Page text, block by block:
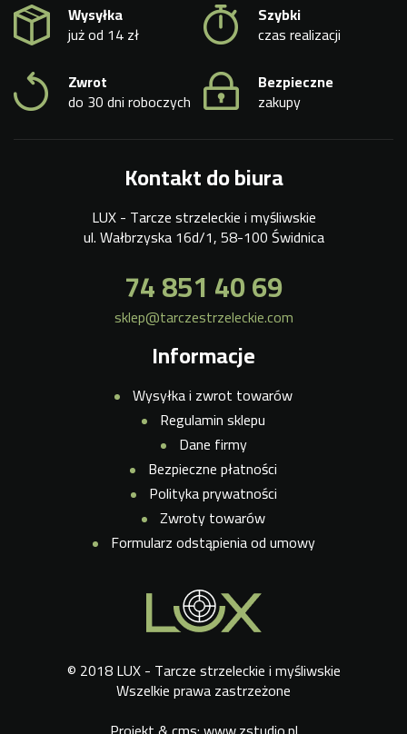
Wysyłka
już od 14 zł
Szybki
czas realizacji
Zwrot
do 30 dni roboczych
Bezpieczne
zakupy
Kontakt do biura
LUX - Tarcze strzeleckie i myśliwskie
ul. Wałbrzyska 16d/1, 58-100 Świdnica
74 851 40 69
sklep@tarczestrzeleckie.com
Informacje
Wysyłka i zwrot towarów
Regulamin sklepu
Dane firmy
Bezpieczne płatności
Polityka prywatności
Zwroty towarów
Formularz odstąpienia od umowy
© 2018 LUX - Tarcze strzeleckie i myśliwskie
Wszelkie prawa zastrzeżone